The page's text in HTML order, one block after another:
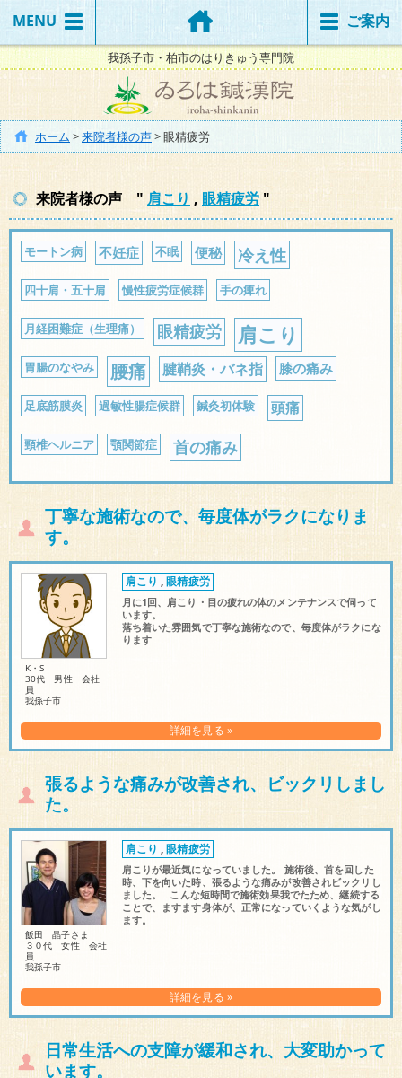
MENU ご案内
我孫子市・柏市のはりきゅう専門院
ホーム >来院者様の声>眼精疲労
来院者様の声 " 肩こり , 眼精疲労 "
モートン病 不妊症 不眠 便秘 冷え性
四十肩・五十肩 慢性疲労症候群 手の痺れ
月経困難症（生理痛） 眼精疲労 肩こり
胃腸のなやみ 腰痛 腱鞘炎・バネ指 膝の痛み
足底筋膜炎 過敏性腸症候群 鍼灸初体験 頭痛
頸椎ヘルニア 顎関節症 首の痛み
丁寧な施術なので、毎度体がラクになりま
す。
K・S
30代 男性 会社
員
我孫子市
肩こり ,眼精疲労
月に1回、肩こり・目の疲れの体のメンテナンスで伺って
います。
落ち着いた雰囲気で丁寧な施術なので、毎度体がラクにな
ります
詳細を見る »
張るような痛みが改善され、ビックリしまし
た。
飯田 晶子さま
３０代 女性 会社
員
我孫子市
肩こり ,眼精疲労
肩こりが最近気になっていました。 施術後、首を回した
時、下を向いた時、張るような痛みが改善されビックリし
ました。 こんな短時間で施術効果我でたため、継続する
ことで、ますます身体が、正常になっていくような気がし
ます。
詳細を見る »
日常生活への支障が緩和され、大変助かって
います。